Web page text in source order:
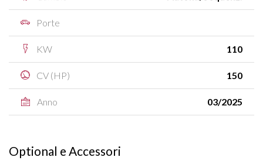
Porte
KW 110
CV (HP) 150
Anno 03/2025
Optional e Accessori